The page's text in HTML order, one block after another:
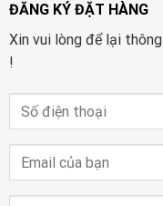
ĐĂNG KÝ ĐẶT HÀNG
Xin vui lòng để lại
!